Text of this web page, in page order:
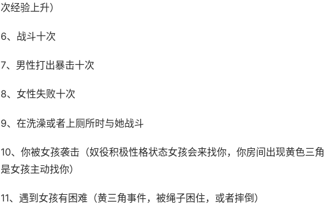
次经验上升）
6、战斗十次
7、男性打出暴击十次
8、女性失败十次
9、在洗澡或者上厕所时与她战斗
10、你被女孩袭击（奴役积极性格状态女孩会来找你，你房间出现黄色三
是女孩主动找你）
11、遇到女孩有困难（黄三角事件，被绳子困住，或者摔倒）